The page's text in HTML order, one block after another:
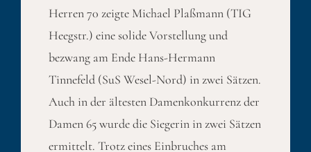
Herren 70 zeigte Michael Plaßmann (TIG
Heegstr.) eine solide Vorstellung und
bezwang am Ende Hans-Hermann
Tinnefeld (SuS Wesel-Nord) in zwei Sätzen.
Auch in der ältesten Damenkonkurrenz der
Damen 65 wurde die Siegerin in zwei Sätzen
ermittelt. Trotz eines Einbruches am